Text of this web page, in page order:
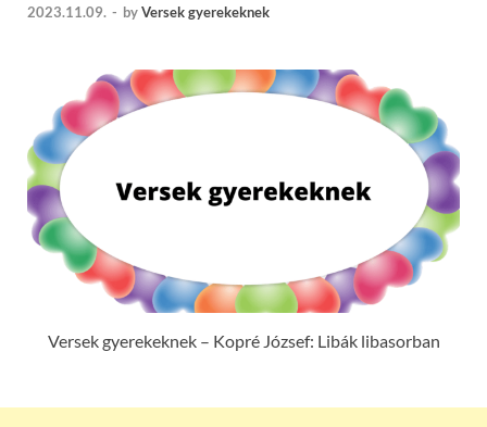
2023.11.09. - byVersek gyerekeknek
Versek gyerekeknek – Kopré József: Libák libasorban